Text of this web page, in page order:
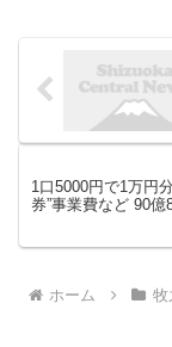
■静岡市北部 ●レベル
1口5000円で1万円
券”事業費など 90億
ホーム 牧